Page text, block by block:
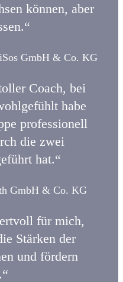
können, aber
GmbH & Co. KG
Coach, bei
habe
professionell
die zwei
hat.“
GmbH & Co. KG
für mich,
Stärken der
und fördern